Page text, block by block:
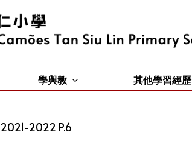
學與教 其他學習經歷
2021-2022 P.6